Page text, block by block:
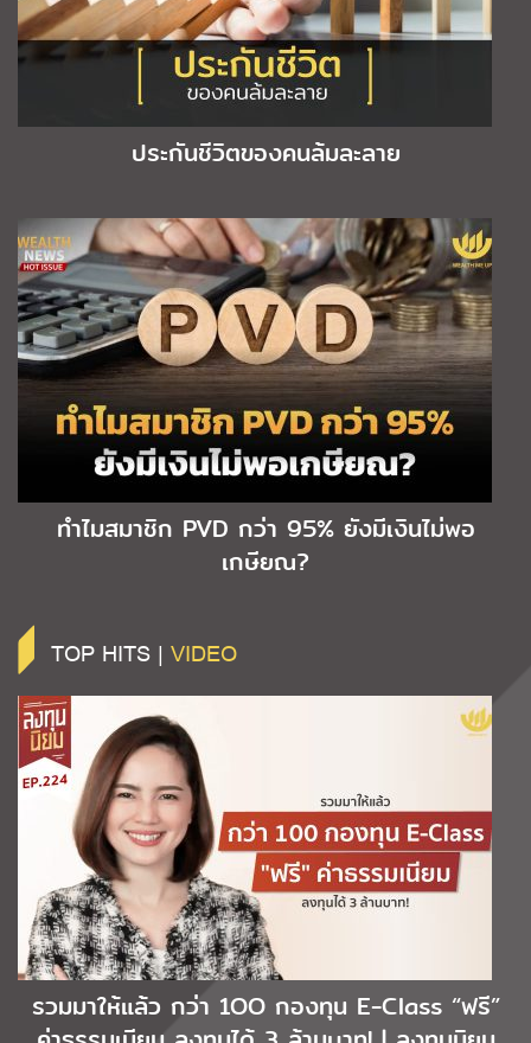
ประกันชีวิตของคนล้มละลาย
ทำไมสมาชิก PVD กว่า 95% ยังมีเงินไม่พอ
เกษียณ?
TOP HITS | VIDEO
รวมมาให้แล้ว กว่า 1OO กองทุน E-Class “ฟรี”